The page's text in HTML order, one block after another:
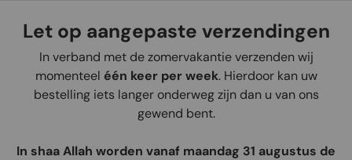
Aller au contenu
Let op aangepaste verzendingen
In verband met de zomervakantie verzenden wij
momenteel één keer per week. Hierdoor kan uw
bestelling iets langer onderweg zijn dan u van ons
gewend bent.
In shaa Allah worden vanaf maandag 31 augustus de